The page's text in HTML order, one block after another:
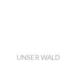
UNSER WALD